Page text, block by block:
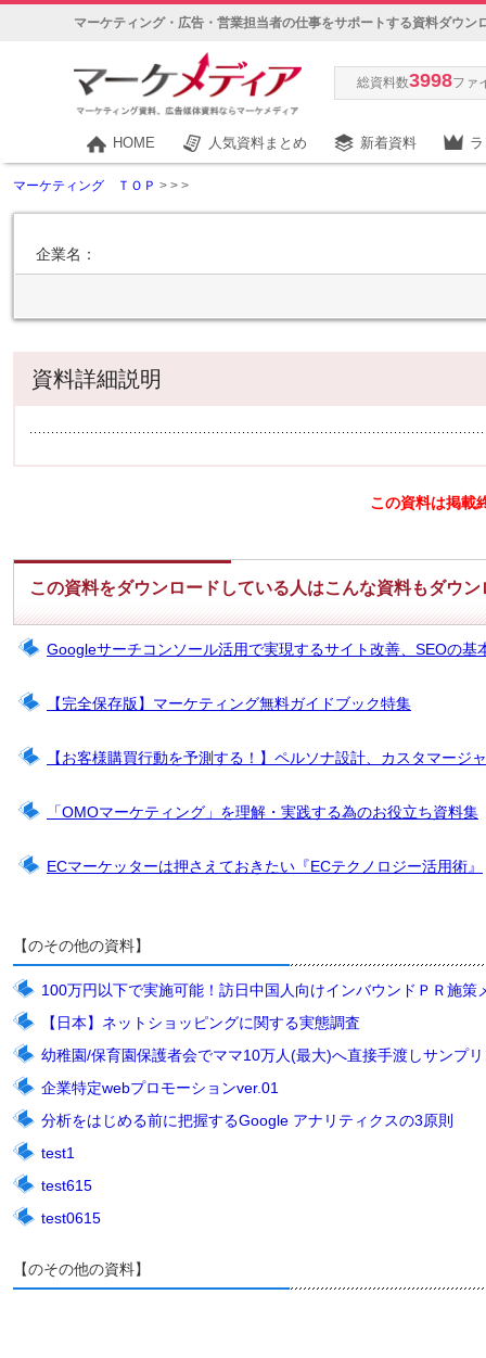
マーケティング・広告・営業担当者の仕事をサポートする資料ダウン
総資料数3998ファ
HOME 人気資料まとめ 新着資料
マーケティング ＴＯＰ > > >
企業名：
資料詳細説明
この資料は掲載
この資料をダウンロードしている人はこんな資料もダウ
Googleサーチコンソール活用で実現するサイト改善、SEOの
【完全保存版】マーケティング無料ガイドブック特集
【お客様購買行動を予測する！】ペルソナ設計、カスタマージ
「OMOマーケティング」を理解・実践する為のお役立ち資料集
ECマーケッターは押さえておきたい『ECテクノロジー活用術』
【のその他の資料】
100万円以下で実施可能！訪日中国人向けインバウンドＰＲ施策
【日本】ネットショッピングに関する実態調査
幼稚園/保育園保護者会でママ10万人(最大)へ直接手渡しサンプ
企業特定webプロモーションver.01
分析をはじめる前に把握するGoogle アナリティクスの3原則
test1
test615
test0615
【のその他の資料】